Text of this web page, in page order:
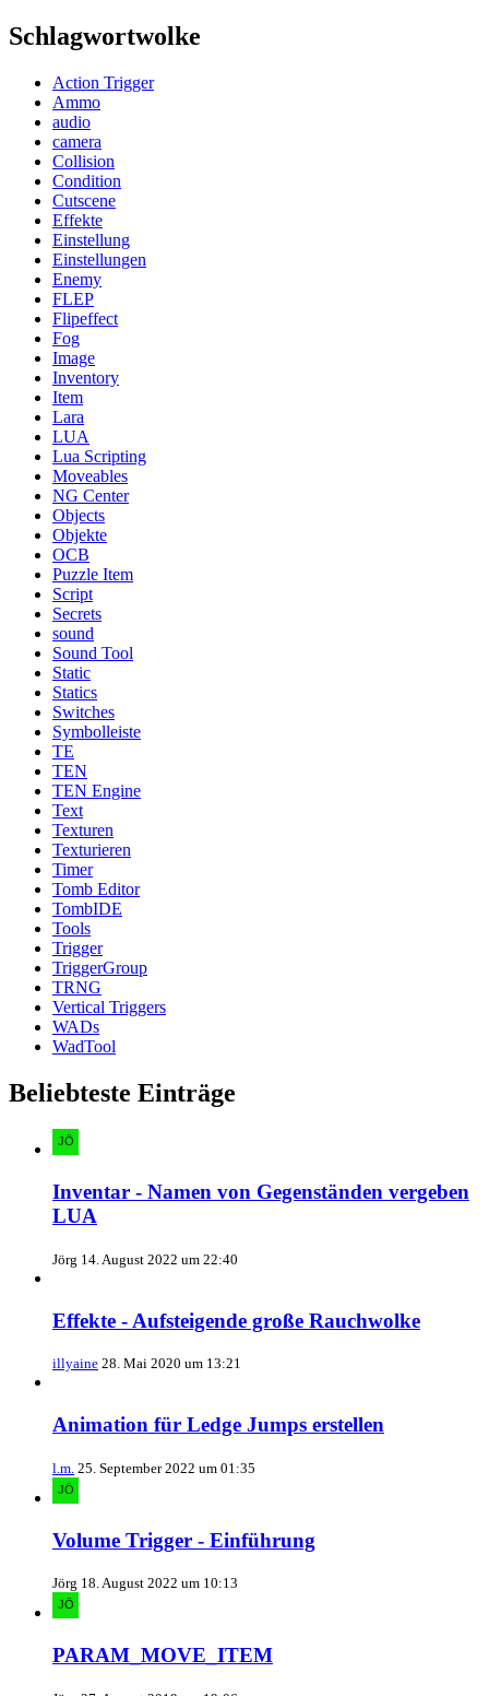
Schlagwortwolke
Action Trigger
Ammo
audio
camera
Collision
Condition
Cutscene
Effekte
Einstellung
Einstellungen
Enemy
FLEP
Flipeffect
Fog
Image
Inventory
Item
Lara
LUA
Lua Scripting
Moveables
NG Center
Objects
Objekte
OCB
Puzzle Item
Script
Secrets
sound
Sound Tool
Static
Statics
Switches
Symbolleiste
TE
TEN
TEN Engine
Text
Texturen
Texturieren
Timer
Tomb Editor
TombIDE
Tools
Trigger
TriggerGroup
TRNG
Vertical Triggers
WADs
WadTool
Beliebteste Einträge
Inventar - Namen von Gegenständen vergeben
LUA
Jörg 14. August 2022 um 22:40
Effekte - Aufsteigende große Rauchwolke
illyaine 28. Mai 2020 um 13:21
Animation für Ledge Jumps erstellen
l.m. 25. September 2022 um 01:35
Volume Trigger - Einführung
Jörg 18. August 2022 um 10:13
PARAM_MOVE_ITEM